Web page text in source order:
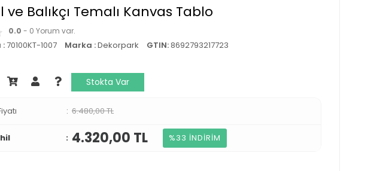
ve Balıkçı Temalı Kanvas Tablo
0.0 - 0 Yorum var.
:70100KT-1007 Marka :Dekorpark GTIN:8692793217723
Stokta Var
6.480,00 TL
4.320,00 TL %33 İNDİRİM